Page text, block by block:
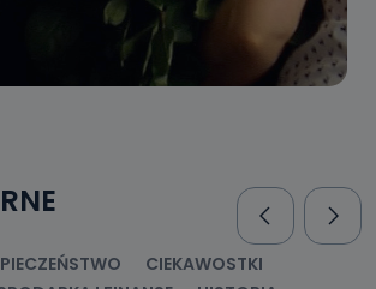
CIEKAWOSTKI